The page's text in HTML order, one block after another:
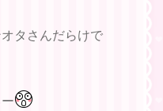
タさんだらけで